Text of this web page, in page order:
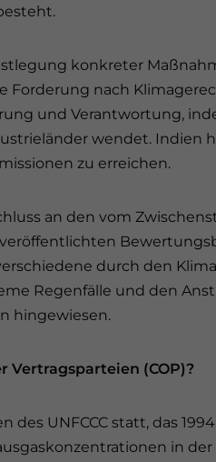
konkreter
Forderung nach
und Verantwortung,
wendet. Indien
zu erreichen.
an den vom
durch den
Regenfälle und den
hingewiesen.
Vertragsparteien (COP)?
des UNFCCC statt, das
in